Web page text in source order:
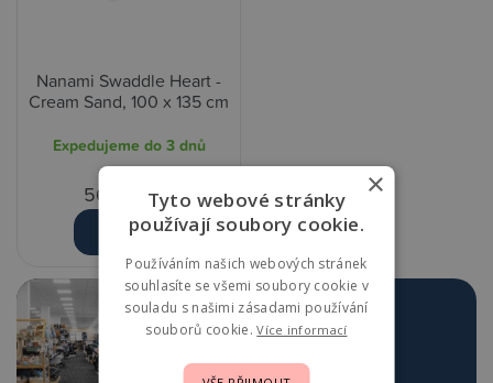
Navštivte největší
Nanami Swaddle Heart -
Cream Sand, 100 x 135 cm
Expedujeme do 3 dnů
569,00 Kč
Detail
×
Tyto webové stránky
používají soubory cookie.
Používáním našich webových stránek
souhlasíte se všemi soubory cookie v
souladu s našimi zásadami používání
souborů cookie.Více informací